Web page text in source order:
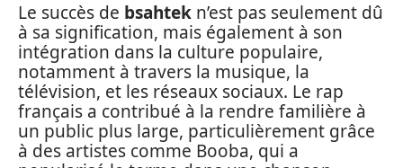
Le succès de bsahtek n’est pas seulement dû
à sa signification, mais également à son
intégration dans la culture populaire,
notamment à travers la musique, la
télévision, et les réseaux sociaux. Le rap
français a contribué à la rendre familière à
un public plus large, particulièrement grâce
à des artistes comme Booba, qui a